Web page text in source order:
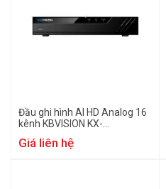
Đầu ghi hình AI HD Analog 16
kênh KBVISION KX-
Giá liên hệ